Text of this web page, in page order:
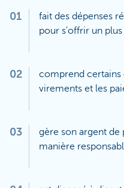
01
fait des dépenses
pour s'offrir un
02
comprend certains
virements et les
03
gère son argent de
manière